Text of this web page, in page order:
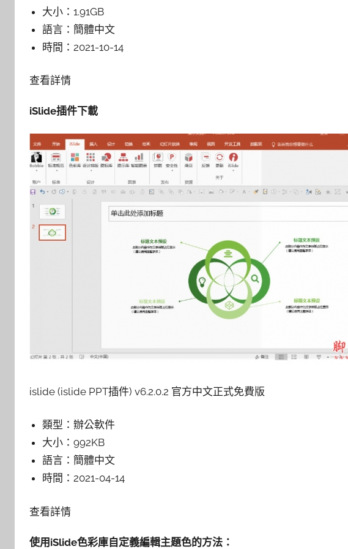
大小：1.91GB
語言： 簡體中文
時間： 2021-10-14
查看詳情
iSlide插件下載
islide (islide PPT插件) v6.2.0.2 官方中文正式免費版
類型：辦公軟件
大小：992KB
語言： 簡體中文
時間：2021-04-14
查看詳情
使用iSlide色彩庫自定義編輯主題色的方法：